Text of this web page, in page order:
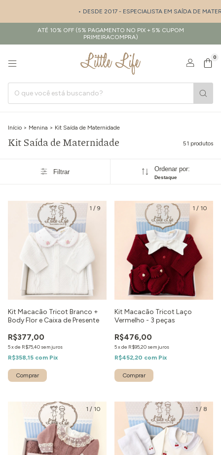
• DESDE 2017 - ESPECIALISTA EM SAÍDA DE MATERNIDADE E
ATÉ 10% OFF (5% PAGAMENTO NO PIX + 5% CUPOM
PRIMEIRACOMPRA)
0
Início > Menina > Kit Saída de Maternidade
Kit Saída de Maternidade 51 produtos
Filtrar Ordenar por:
Destaque
1 / 9
Kit Macacão Tricot Branco +
Body Flor e Caixa de Presente
R$377,00
5xde R$75,40 sem juros
R$358,15 com Pix
Comprar
1 / 10
Kit Macacão Tricot Laço
Vermelho - 3 peças
R$476,00
5xde R$95,20 sem juros
R$452,20 com Pix
Comprar
1 / 10 1 / 8